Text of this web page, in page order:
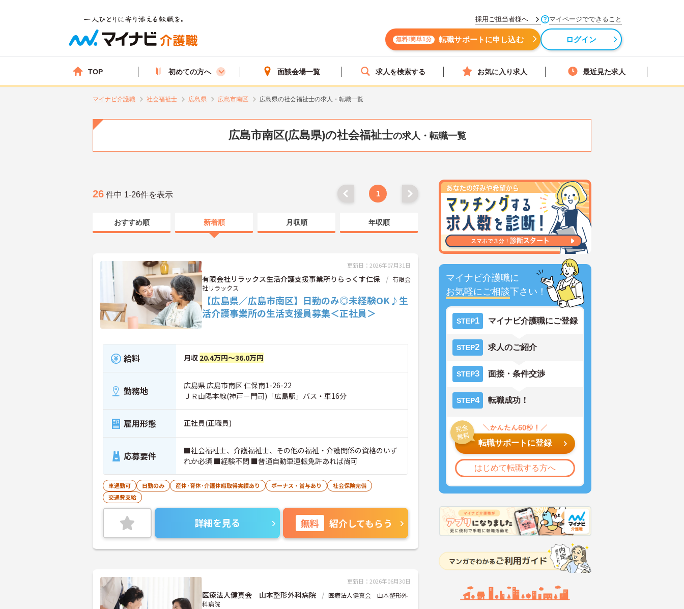
採用ご担当者様へ マイページでできること
無料!簡単1分 転職サポートに申し込む ログイン
TOP 初めての方へ 面談会場一覧 求人を検索する お気に入り求人 最近見た求人
マイナビ介護職 社会福祉士 広島県 広島市南区 広島県の社会福祉士の求人・転職一覧
広島市南区(広島県)の社会福祉士の求人・転職一覧
マイナビ介護職に
お気軽にご相談下さい！
STEP1 マイナビ介護職にご登録
STEP2 求人のご紹介
STEP3 面接・条件交渉
STEP4 転職成功！
転職サポートに登録
はじめて転職する方へ
26 件中 1-26件を表示 1
おすすめ順 新着順 月収順 年収順
更新日：2026年07月31日
有限会社リラックス生活介護支援事業所りらっくす仁保
有限会
社リラックス
【広島県／広島市南区】日勤のみ◎未経験OK♪生
活介護事業所の生活支援員募集＜正社員＞
給料 月収 20.4万円～36.0万円
勤務地
広島県 広島市南区 仁保南1-26-22
ＪＲ山陽本線(神戸－門司)「広島駅」バス・車16分
雇用形態 正社員(正職員)
応募要件
■社会福祉士、介護福祉士、その他の福祉・介護関係の資格のいず
れか必須 ■経験不問 ■普通自動車運転免許あれば尚可
車通勤可 日勤のみ 産休･育休･介護休暇取得実績あり ボーナス・賞与あり
社会保険完備
交通費支給
詳細を見る 無料 紹介してもらう
更新日：2026年06月30日
医療法人健真会 山本整形外科病院
医療法人健真会 山本整形外
科病院